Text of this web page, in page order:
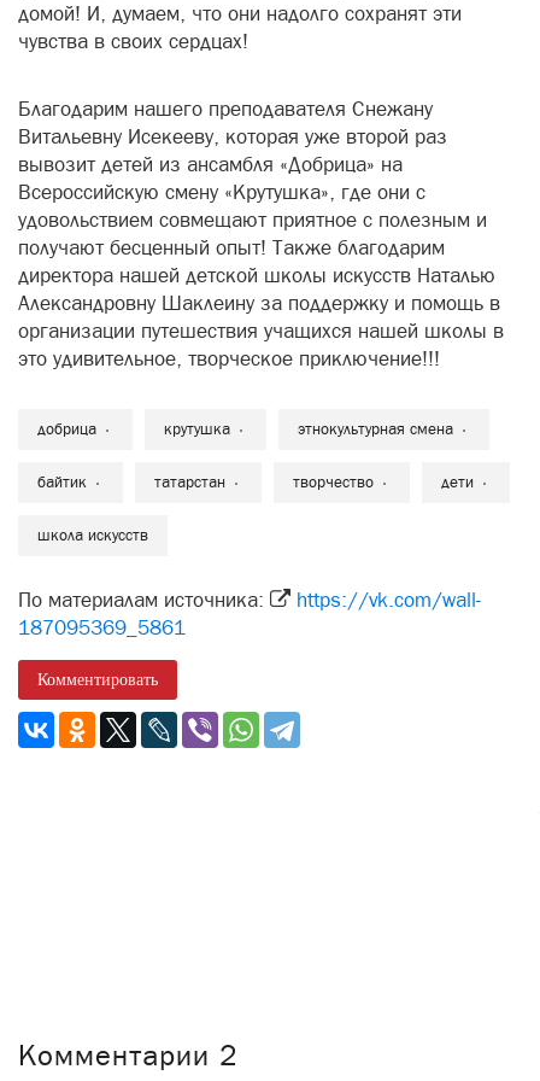
домой! И, думаем, что они надолго сохранят эти
чувства в своих сердцах!
Благодарим нашего преподавателя Снежану
Витальевну Исекееву, которая уже второй раз
вывозит детей из ансамбля «Добрица» на
Всероссийскую смену «Крутушка», где они с
удовольствием совмещают приятное с полезным и
получают бесценный опыт! Также благодарим
директора нашей детской школы искусств Наталью
Александровну Шаклеину за поддержку и помощь в
организации путешествия учащихся нашей школы в
это удивительное, творческое приключение!!!
добрица крутушка этнокультурная смена
байтик татарстан творчество дети
школа искусств
По материалам источника:
https://vk.com/wall-
187095369_5861
Комментировать
Комментарии 2